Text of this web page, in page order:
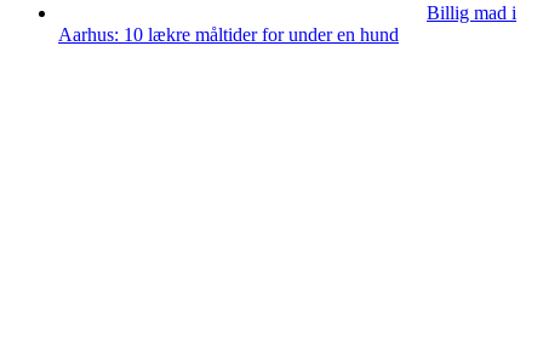
Billig mad i
Aarhus: 10 lækre måltider for under en hund